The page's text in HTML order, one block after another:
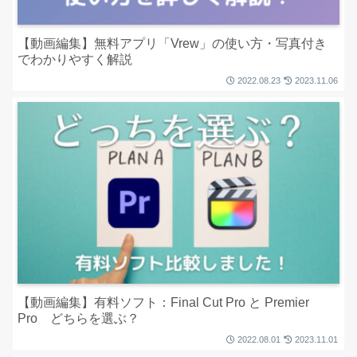
【動画編集】無料アプリ「Vrew」の使い方・写真付き
でわかりやすく解説
2022.08.23 2023.11.06
【動画編集】有料ソフト：Final Cut Pro と Premier
Pro どちらを選ぶ？
2022.08.01 2023.11.01